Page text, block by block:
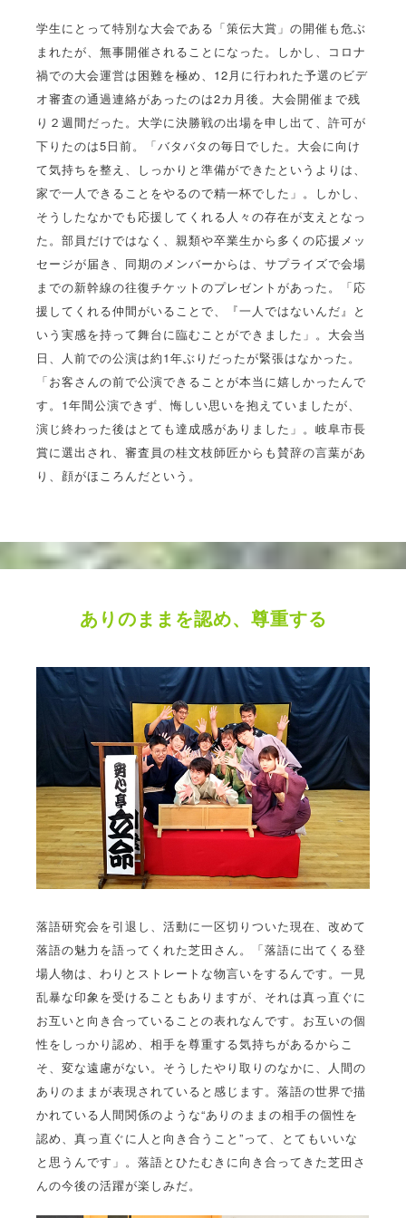
学生にとって特別な大会である「策伝大賞」の開催も危ぶ
まれたが、無事開催されることになった。しかし、コロナ
禍での大会運営は困難を極め、12月に行われた予選のビデ
オ審査の通過連絡があったのは2カ月後。大会開催まで残
り２週間だった。大学に決勝戦の出場を申し出て、許可が
下りたのは5日前。「バタバタの毎日でした。大会に向け
て気持ちを整え、しっかりと準備ができたというよりは、
家で一人できることをやるので精一杯でした」。しかし、
そうしたなかでも応援してくれる人々の存在が支えとなっ
た。部員だけではなく、親類や卒業生から多くの応援メッ
セージが届き、同期のメンバーからは、サプライズで会場
までの新幹線の往復チケットのプレゼントがあった。「応
援してくれる仲間がいることで、『一人ではないんだ』と
いう実感を持って舞台に臨むことができました」。大会当
日、人前での公演は約1年ぶりだったが緊張はなかった。
「お客さんの前で公演できることが本当に嬉しかったんで
す。1年間公演できず、悔しい思いを抱えていましたが、
演じ終わった後はとても達成感がありました」。岐阜市長
賞に選出され、審査員の桂文枝師匠からも賛辞の言葉があ
り、顔がほころんだという。
ありのままを認め、尊重する
落語研究会を引退し、活動に一区切りついた現在、改めて
落語の魅力を語ってくれた芝田さん。「落語に出てくる登
場人物は、わりとストレートな物言いをするんです。一見
乱暴な印象を受けることもありますが、それは真っ直ぐに
お互いと向き合っていることの表れなんです。お互いの個
性をしっかり認め、相手を尊重する気持ちがあるからこ
そ、変な遠慮がない。そうしたやり取りのなかに、人間の
ありのままが表現されていると感じます。落語の世界で描
かれている人間関係のような“ありのままの相手の個性を
認め、真っ直ぐに人と向き合うこと”って、とてもいいな
と思うんです」。落語とひたむきに向き合ってきた芝田さ
んの今後の活躍が楽しみだ。